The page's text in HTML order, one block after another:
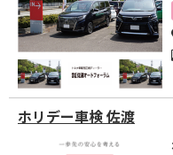
ホリデー車検 佐渡